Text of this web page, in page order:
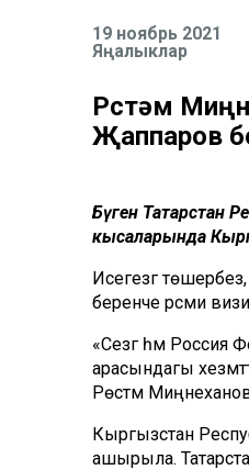
19 ноябрь 2021
Яңалыклар
Рөстәм
Җаппаров
Бүген Татарстан
кысаларында
Исегезгә
беренче рәсми
«Сезгә һәм
арасындагы
Рөстәм
Кыргызстан
ашырыла.